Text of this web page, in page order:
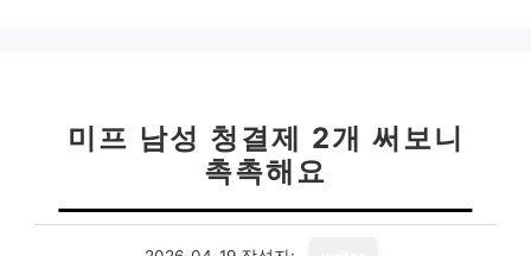
미프 남성 청결제 2개 써보니
촉촉해요